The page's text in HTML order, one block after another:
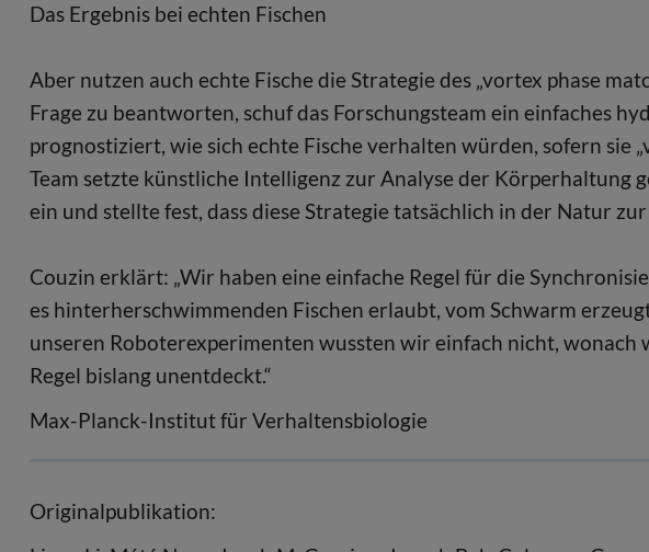
Das Ergebnis bei echten Fischen
Aber nutzen auch echte Fische die Strategie des „vortex phase
Frage zu beantworten, schuf das Forschungsteam ein einfaches
prognostiziert, wie sich echte Fische verhalten würden, sofern sie
Team setzte künstliche Intelligenz zur Analyse der Körperhaltung
ein und stellte fest, dass diese Strategie tatsächlich in der Natur
Couzin erklärt: „Wir haben eine einfache Regel für die
es hinterherschwimmenden Fischen erlaubt, vom Schwarm
unseren Roboterexperimenten wussten wir einfach nicht, wonach
Regel bislang unentdeckt.“
Max-Planck-Institut für Verhaltensbiologie
Originalpublikation: